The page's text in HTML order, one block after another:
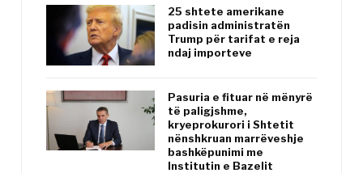
25 shtete amerikane
padisin administratën
Trump për tarifat e reja
ndaj importeve
Pasuria e fituar në mënyrë
të paligjshme,
kryeprokurori i Shtetit
nënshkruan marrëveshje
bashkëpunimi me
Institutin e Bazelit